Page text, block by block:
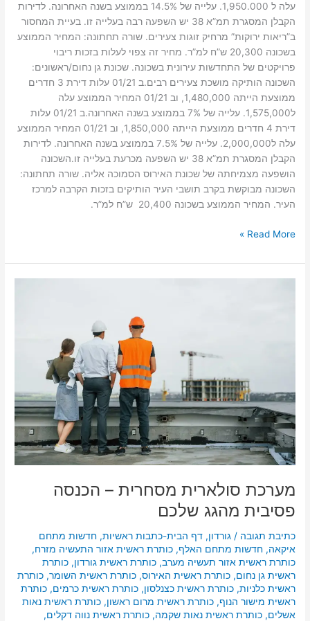
עלה ל 1,950.000. עלייה של 14.5% בממוצע בשנה האחרונה. לדירות
הקבלן המסגרת תמ”א 38 יש השפעה רבה בעלייה זו. בעיית המחסור
ב”ריאות ירוקות” מרחיק זוגות צעירים. שורה תחתונה: המחיר הממוצע
בשכונה 20,300 ש”ח למ”ר. מחיר זה צפוי לעלות בזכות ריבוי
פרויקטים של התחדשות עירונית בשכונה. שכונת גן נחום/ראשונים:
השכונה הותיקה מושכת צעירים רבים.ב 01/21 עלות דירת 3 חדרים
ממוצעת הייתה 1,480,000, וב 01/21 המחיר הממוצע עלה
ל1,575,000. עלייה של 7% בממוצע בשנה האחרונה.ב 01/21 עלות
דירת 4 חדרים ממוצעת הייתה 1,850,000, וב 01/21 המחיר הממוצע
עלה ל2,000,000. עלייה של 7.5% בממוצע בשנה האחרונה. לדירות
הקבלן המסגרת תמ”א 38 יש השפעה מכרעת בעלייה זו.השכונה
הושפעה מצמיחתה של שכונת האירוס הסמוכה אליה. שורה תחתונה:
השכונה מבוקשת בקרב תושבי העיר הותיקים בזכות הקרבה למרכז
העיר. המחיר הממוצע בשכונה 20,400 ש”ח למ”ר.
Read More »
מערכת סולארית מסחרית – הכנסה
פסיבית מהגג שלכם
כתיבת תגובה /גורדון,דף הבית-כתבות ראשיות,חדשות מתחם
איקאה,חדשות מתחם האלף,כותרת ראשית אזור התעשיה מזרח,
כותרת ראשית אזור תעשיה מערב,כותרת ראשית גורדון,כותרת
ראשית גן נחום,כותרת ראשית האירוס,כותרת ראשית השומר,כותרת
ראשית כלניות,כותרת ראשית כצנלסון,כותרת ראשית כרמים,כותרת
ראשית מישור הנוף,כותרת ראשית מרום ראשון,כותרת ראשית נאות
אשלים,כותרת ראשית נאות שקמה,כותרת ראשית נווה דקלים,
שלכם